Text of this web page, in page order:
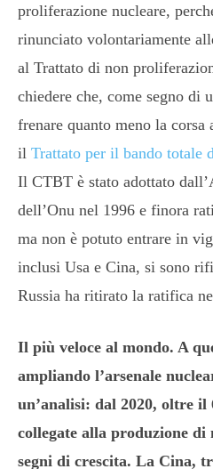
proliferazione nucleare,
rinunciato volontariamente
al Trattato di non
chiedere che, come segno di
frenare quanto meno la
il Trattato per il bando totale
Il CTBT è stato adottato
dell’Onu nel 1996 e finora
ma non è potuto entrare in
inclusi Usa e Cina, si sono
Russia ha ritirato la ratifica
Il più veloce al mondo. A
ampliando l’arsenale
un’analisi: dal 2020, oltre
collegate alla produzione
segni di crescita. La Cina,